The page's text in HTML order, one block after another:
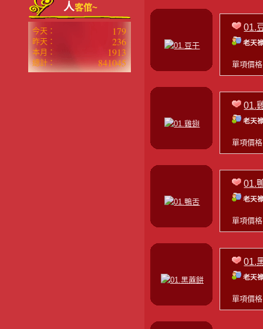
人客倌~
今天： 179
昨天： 236
本月： 1913
總計： 841045
01.
老天
單項價
01.
老天
單項價
01.
老天
單項價
01.
老天
單項價